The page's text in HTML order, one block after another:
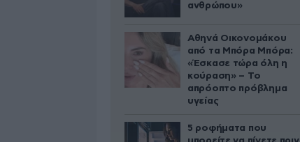
ανθρώπου»
Αθηνά Οικονομάκου
από τα Μπόρα Μπόρα:
«Έσκασε τώρα όλη η
κούραση» – Το
απρόοπτο πρόβλημα
υγείας
5 ροφήματα που